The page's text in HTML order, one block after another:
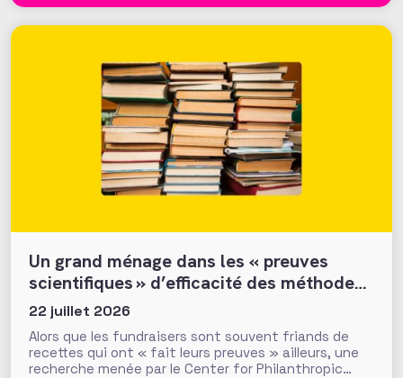
Un grand ménage dans les « preuves
scientifiques » d’efficacité des méthodes
et tactiques de collecte…
22 juillet 2026
Alors que les fundraisers sont souvent friands de
recettes qui ont « fait leurs preuves » ailleurs, une
recherche menée par le Center for Philanthropic